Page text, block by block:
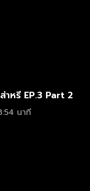
าหรี EP.3 Part 2
นาที